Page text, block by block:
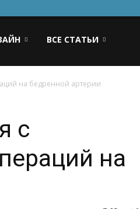
ВСЕ СТАТЬИ
на бедренной артерии
с
на